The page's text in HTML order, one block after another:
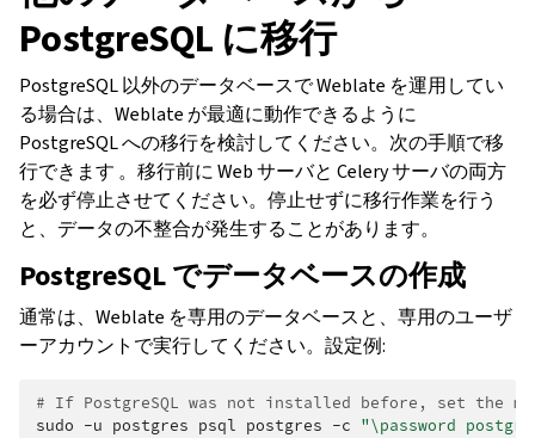
PostgreSQL に移行
PostgreSQL 以外のデータベースで Weblate を運用してい
る場合は、Weblate が最適に動作できるように
PostgreSQL への移行を検討してください。次の手順で移
行できます 。移行前に Web サーバと Celery サーバの両方
を必ず停止させてください。停止せずに移行作業を行う
と、データの不整合が発生することがあります。
PostgreSQL でデータベースの作成
通常は、Weblate を専用のデータベースと、専用のユーザ
ーアカウントで実行してください。設定例:
# If PostgreSQL was not installed before, set the
sudo -u postgres psql postgres -c "\password